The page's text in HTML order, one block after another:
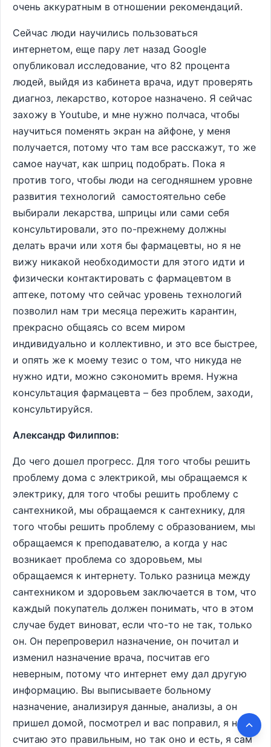
очень аккуратным в отношении рекомендаций.
Сейчас люди научились пользоваться
интернетом, еще пару лет назад Google
опубликовал исследование, что 82 процента
людей, выйдя из кабинета врача, идут проверять
диагноз, лекарство, которое назначено. Я сейчас
захожу в Youtube, и мне нужно полчаса, чтобы
научиться поменять экран на айфоне, у меня
получается, потому что там все расскажут, то же
самое научат, как шприц подобрать. Пока я
против того, чтобы люди на сегодняшнем уровне
развития технологий самостоятельно себе
выбирали лекарства, шприцы или сами себя
консультировали, это по-прежнему должны
делать врачи или хотя бы фармацевты, но я не
вижу никакой необходимости для этого идти и
физически контактировать с фармацевтом в
аптеке, потому что сейчас уровень технологий
позволил нам три месяца пережить карантин,
прекрасно общаясь со всем миром
индивидуально и коллективно, и это все быстрее,
и опять же к моему тезис о том, что никуда не
нужно идти, можно сэкономить время. Нужна
консультация фармацевта – без проблем, заходи,
консультируйся.
Александр Филиппов:
До чего дошел прогресс. Для того чтобы решить
проблему дома с электрикой, мы обращаемся к
электрику, для того чтобы решить проблему с
сантехникой, мы обращаемся к сантехнику, для
того чтобы решить проблему с образованием, мы
обращаемся к преподавателю, а когда у нас
возникает проблема со здоровьем, мы
обращаемся к интернету. Только разница между
сантехником и здоровьем заключается в том, что
каждый покупатель должен понимать, что в этом
случае будет виноват, если что-то не так, только
он. Он перепроверил назначение, он почитал и
изменил назначение врача, посчитав его
неверным, потому что интернет ему дал другую
информацию. Вы выписываете больному
назначение, анализируя данные, анализы, а он
пришел домой, посмотрел и вас поправил, я не
считаю это правильным, но так оно и есть, я сам